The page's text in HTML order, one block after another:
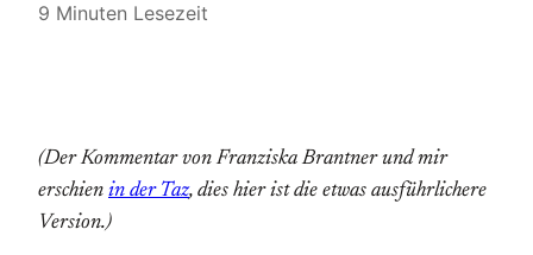
9 Minuten Lesezeit
(Der Kommentar von Franziska Brantner und mir
erschien in der Taz, dies hier ist die etwas ausführlichere
Version.)